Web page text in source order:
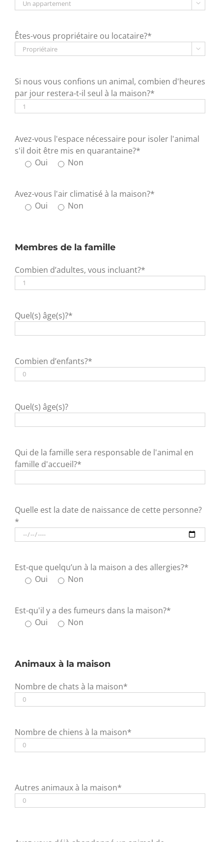

Êtes-vous propriétaire ou locataire?*

Si nous vous confions un animal, combien d'heures
par jour restera-t-il seul à la maison?*
Avez-vous l'espace nécessaire pour isoler l'animal
s'il doit être mis en quarantaine?*
Oui
Non
Avez-vous l'air climatisé à la maison?*
Oui
Non
Membres de la famille
Combien d’adultes, vous incluant?*
Quel(s) âge(s)?*
Combien d’enfants?*
Quel(s) âge(s)?
Qui de la famille sera responsable de l'animal en
famille d'accueil?*
Quelle est la date de naissance de cette personne?
*
Est-que quelqu’un à la maison a des allergies?*
Oui
Non
Est-qu'il y a des fumeurs dans la maison?*
Oui
Non
Animaux à la maison
Nombre de chats à la maison*
Nombre de chiens à la maison*
Autres animaux à la maison*